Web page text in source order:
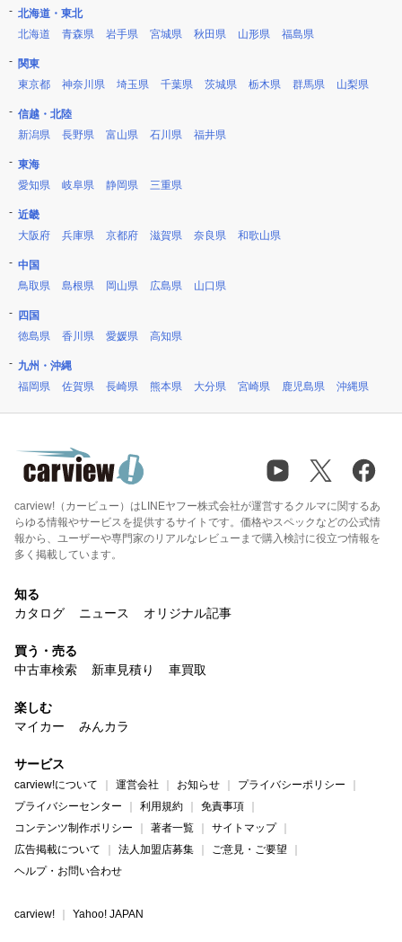
北海道・東北
北海道
青森県 岩手県 宮城県 秋田県 山形県 福島県
関東
東京都
神奈川県 埼玉県 千葉県 茨城県 栃木県 群馬県 山梨県
信越・北陸
新潟県
長野県 富山県 石川県 福井県
東海
愛知県
岐阜県 静岡県 三重県
近畿
大阪府
兵庫県 京都府 滋賀県 奈良県 和歌山県
中国
鳥取県
島根県 岡山県 広島県 山口県
四国
徳島県
香川県 愛媛県 高知県
九州・沖縄
福岡県
佐賀県 長崎県 熊本県 大分県 宮崎県 鹿児島県 沖縄県
carview!（カービュー）はLINEヤフー株式会社が運営するクルマに関するあ
らゆる情報やサービスを提供するサイトです。価格やスペックなどの公式情
報から、ユーザーや専門家のリアルなレビューまで購入検討に役立つ情報を
多く掲載しています。
知る
カタログ
ニュース オリジナル記事
買う・売る
中古車検索
新車見積り 車買取
楽しむ
マイカー
みんカラ
サービス
carview!について 運営会社 お知らせ
プライバシーポリシー
プライバシーセンター
利用規約
免責事項
コンテンツ制作ポリシー
著者一覧
サイトマップ
広告掲載について
法人加盟店募集
ご意見・ご要望
ヘルプ・お問い合わせ
carview! Yahoo! JAPAN